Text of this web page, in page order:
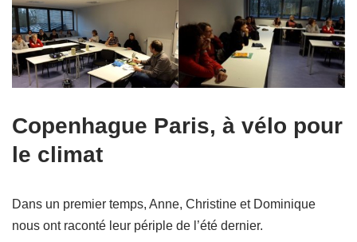
Copenhague Paris, à vélo pour
le climat
Dans un premier temps, Anne, Christine et Dominique
nous ont raconté leur périple de l’été dernier.